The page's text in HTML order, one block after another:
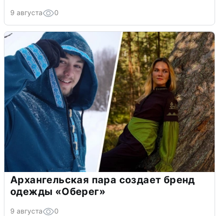
9 августа 0
Архангельская пара создает бренд
одежды «Оберег»
9 августа 0